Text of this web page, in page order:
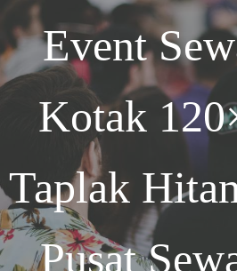
Event
Kotak
Taplak
Pusat